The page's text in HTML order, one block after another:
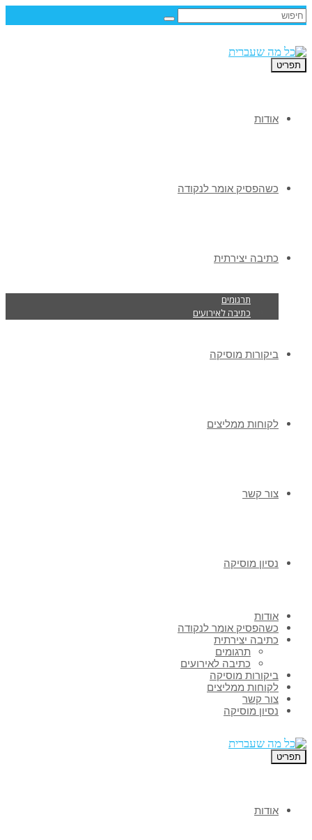
תפריט
אודות
כשהפסיק אומר לנקודה
כתיבה יצירתית
תרגומים
כתיבה לאירועים
ביקורות מוסיקה
לקוחות ממליצים
צור קשר
נסיון מוסיקה
אודות
כשהפסיק אומר לנקודה
כתיבה יצירתית
תרגומים
כתיבה לאירועים
ביקורות מוסיקה
לקוחות ממליצים
צור קשר
נסיון מוסיקה
תפריט
אודות